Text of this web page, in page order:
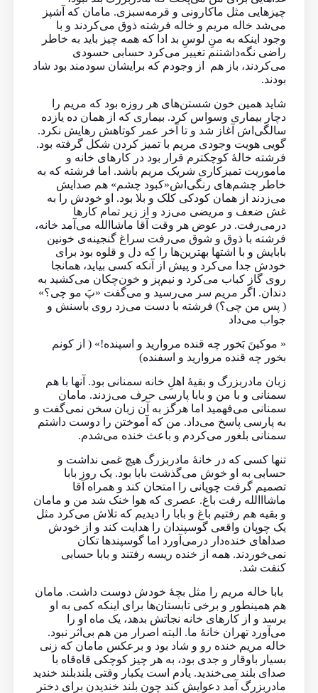
چیزهایی مثل ماکارونی و قرمه‌سبزی. مامان که آشپز
می‌شد خاله مریم و خاله فرشته ذوق می‌کردند و با
وجود اینکه به منِ لوسِ بد ادا که همه چیز باید به خاطر
راضی نگه‌داشتنم تغییر می‌کرد حسابی حسودی
می‌کردند، باز هم از وجودم که برایشان سودمند بود شاد
بودند.
شاید همین خون شستن‌های هر روزه بود که مریم را
دچار بیماری وسواس کرد. بیماری که از همان ده یازده
سالگی‌‌اش آغاز شد و تا آخر عمر کوتاهش رهایش نکرد.
گویی هویت وجودی مریم با تمیز کردن شکل گرفته بود.
فرشته خالهٔ کوچکترم قرار بود در کارهای خانه و
ماموریت تمیزکاری شریک مریم باشد. اما فرشته که به
خاطر چشم‌های رنگی‌اش«کبود چشم» هم صدایش
می‌زدند از همان کودکی کلک و بلا بود. او خودش را به
غش ضعف و مریضی می‌زد و از زیر تمام کارها
درمی‌رفت. در عوض هر وقت آقا ماشاالله می‌آمد خانه،
فرشته با ذوق و شوق می‌رفت سراغ گنجینه‌ی خونین
بابایش و با اشتها بهترین‌ها را که دل و قلوه بود برای
خودش جدا می‌کرد و پیش از آنکه کسی بیاید، همانجا
روی گاز کباب می‌کرد و نیم‌پز و خون‌چکان می‌کشید به
دندان. اگر مریم سر می‌رسید و می‌گفت «پَ مو چی؟»
( پس من چی؟) فرشته با دست می‌زد روی باسنش و
جواب می‌داد
« موکینَ بَخور چه قنده مروارید و اسپنده!» ( از کونم
بخور چه قنده مروارید و اسفنده)
زبان مادربزرگ و بقیهٔ اهلِ خانه سمنانی بود. آنها با هم
سمنانی و با من و بابا پارسی حرف می‌زدند. مامان
سمنانی می‌فهمید اما هرگز به آن زبان سخن نمی‌گفت و
به پارسی پاسخ می‌داد. من که آموختن را دوست داشتم
سمنانی بلغور می‌کردم و باعث خنده می‌شدم.
تنها کسی که در خانهٔ مادربزرگ هیچ غمی نداشت و
حسابی به او خوش می‌گذشت بابا بود. یک روز بابا
تصمیم گرفت چوپانی را امتحان کند و همراه آقا
ماشا‌االله رفت باغ. عصری که هوا خنک شد من و مامان
و بقیه هم رفتیم باغ و بابا را دیدیم که تلاش می‌کرد مثل
یک چوپان واقعی گوسپندان را هدایت کند و از خودش
صداهای خنده‌دار درمی‌آورد اما گوسپندها تکان
نمی‌خوردند. همه از خنده ریسه رفتند و بابا حسابی
کنفت شد.
بابا خاله مریم را مثل بچهٔ خودش دوست داشت. مامان
هم همینطور و برخی تابستان‌ها برای اینکه کمی به او
برسد و از کارهای خانه نجاتش بدهد، یک ماه او را
می‌آورد تهران خانهٔ ما. البته اصرار من هم بی‌اثر نبود.
خاله مریم خنده رو و شاد بود و برعکس مامان که زنی
بسیار باوقار و جدی بود، به هر چیز کوچکی قاه‌قاه با
صدای بلند می‌خندید. یادم است یکبار وقتی بلند‌بلند خندید
مادربزرگ آمد دعوایش کند چون بلند خندیدن برای دختر